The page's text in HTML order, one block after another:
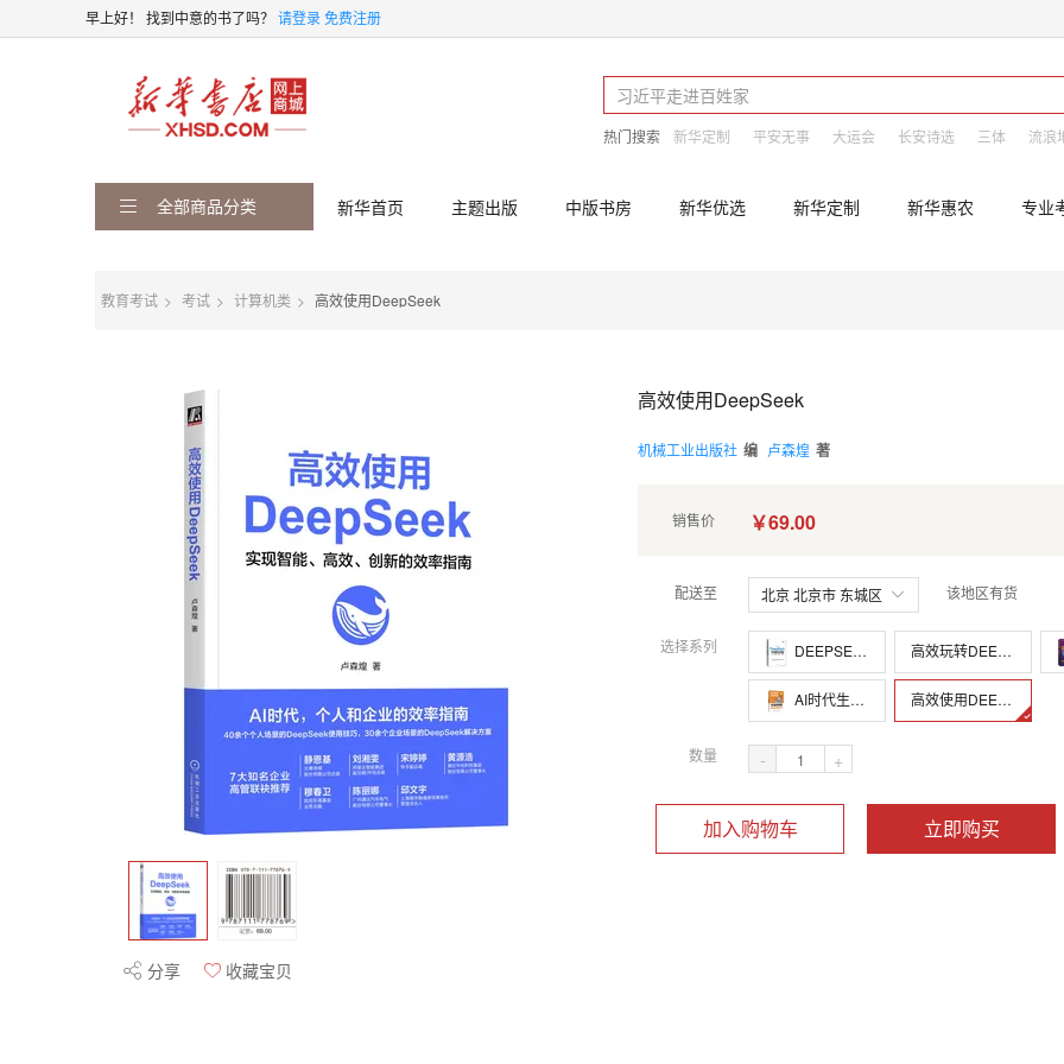
早上好！ 找到中意的书了吗？ 请登录免费注册
热门搜索 新华定制 平安无事 大运会 长安诗选 三体 流浪
全部商品分类 新华首页 主题出版 中版书房 新华优选 新华定制 新华惠农 专业
教育考试 考试 计算机类 高效使用DeepSeek
分享 收藏宝贝
高效使用DeepSeek
机械工业出版社 编 卢森煌 著
销售价 ￥69.00
配送至 北京 北京市 东城区 该地区有货
选择系列 DEEPSEEK实用操作指南:入门、搜索、答疑、写作 高效玩转DEEPSEEK:解锁90%的人都不知道的使用技巧
AI时代生存手册:零基础掌握DeepSeek 高效使用DEEPSEEK
数量 - +
加入购物车 立即购买